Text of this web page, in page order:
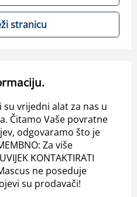
stranicu
vrijedni alat za nas u
Čitamo Vaše povratne
odgovaramo što je
Za više
KONTAKTIRATI
ne poseduje
su prodavači!